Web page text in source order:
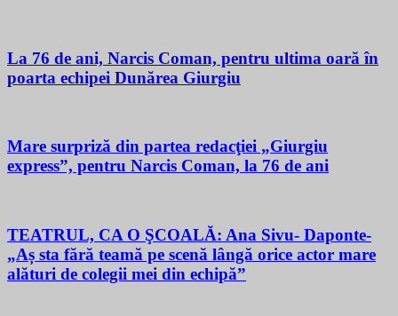
La 76 de ani, Narcis Coman, pentru ultima oară în
poarta echipei Dunărea Giurgiu
Mare surpriză din partea redacţiei „Giurgiu
express”, pentru Narcis Coman, la 76 de ani
TEATRUL, CA O ŞCOALĂ: Ana Sivu- Daponte-
„Aș sta fără teamă pe scenă lângă orice actor mare
alături de colegii mei din echipă”